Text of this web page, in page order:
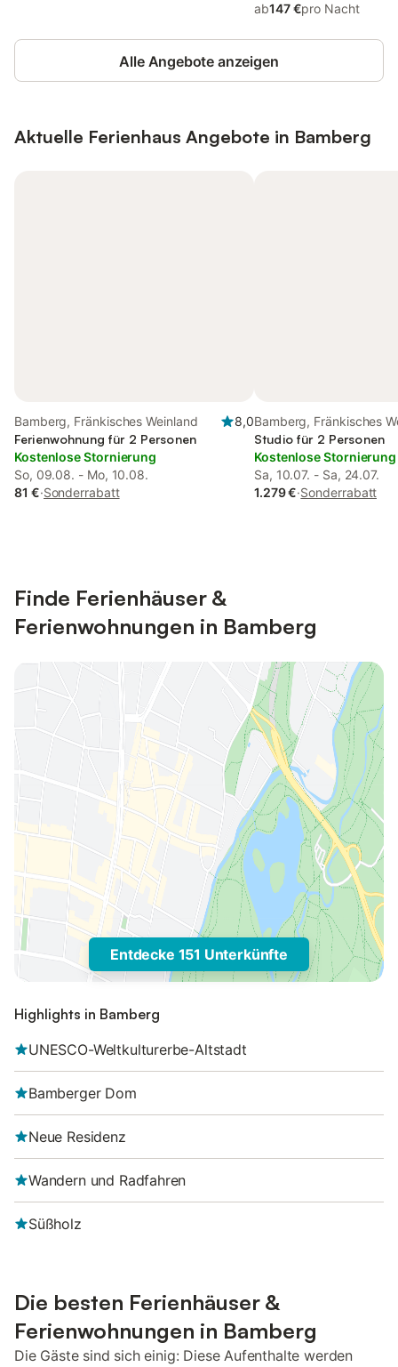
ab147 €pro Nacht
Alle Angebote anzeigen
Aktuelle Ferienhaus Angebote in Bamberg
Bamberg, Fränkisches Weinland
8,0
Ferienwohnung für 2 Personen
Kostenlose Stornierung
So, 09.08. - Mo, 10.08.
81 €·Sonderrabatt
Bamberg, Fränkisches
Studio für 2 Personen
Kostenlose Stornierung
Sa, 10.07. - Sa, 24.07.
1.279 €·Sonderrabatt
Finde Ferienhäuser &
Ferienwohnungen in Bamberg
Entdecke 151 Unterkünfte
Highlights in Bamberg
UNESCO-Weltkulturerbe-Altstadt
Bamberger Dom
Neue Residenz
Wandern und Radfahren
Süßholz
Die besten Ferienhäuser &
Ferienwohnungen in Bamberg
Die Gäste sind sich einig: Diese Aufenthalte werden